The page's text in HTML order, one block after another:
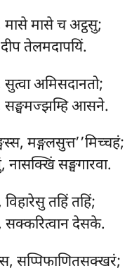
मासे च अट्ठसु;
तेलमदापयिं.
सुत्वा अमिसदानतो;
सङ्घमज्झम्हि आसने.
मङ्गलसुत्त’’मिच्चहं;
नासक्खिं सङ्घगारवा.
तहिं तहिं;
देसके.
सप्पिफाणितसक्खरं;